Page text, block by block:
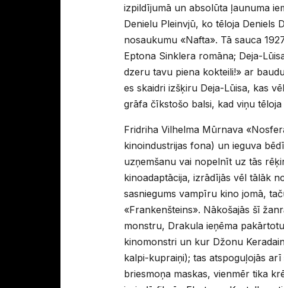
izpildījumā un absolūta ļaunuma
Denielu Pleinvjū, ko tēloja Deniels
nosaukumu «Nafta». Tā sauca
Eptona Sinklera romāna; Deja-
dzeru tavu piena kokteili!» ar
es skaidri izšķiru Deja-Lūisa, kas
grāfa čīkstošo balsi, kad viņu tēloja
Fridriha Vilhelma Mūrnava
kinoindustrijas fona) un ieguva
uzņemšanu vai nopelnīt uz tās
kinoadaptācija, izrādījās vēl tālāk
sasniegums vampīru kino jomā,
«Frankenšteins». Nākošajās šī
monstru, Drakula ieņēma
kinomonstri un kur Džonu
kalpi-kupraiņi); tas atspoguļojās
briesmoņa maskas, vienmēr tika